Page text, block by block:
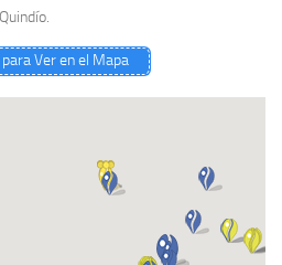
para Ver en el Mapa